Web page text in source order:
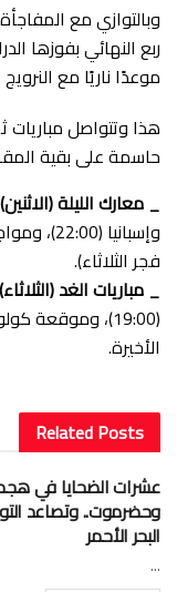
​وبالتوازي مع
موعدًا ناريًا مع
​هذا وتتواصل مباريات
حاسمة على بقية
_ معارك الليلة
فجر الثلاثاء).
_ مباريات الغد
الأخيرة.
RelatedPosts
عشرات الضحايا في
وحضرموت.. وتصاعد
البحر الأحمر
...